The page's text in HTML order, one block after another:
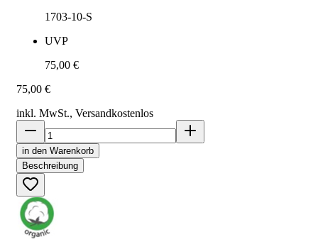
1703-10-S
UVP
75,00 €
75,00 €
inkl. MwSt., Versandkostenlos
in den Warenkorb
Beschreibung